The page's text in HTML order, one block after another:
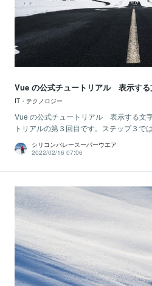
Vue の公式チュートリアル 表示する
IT・テクノロジー
Vue の公式チュートリアル 表示する文
トリアルの第３回目です。ステップ３で
シリコンバレースーパーウエア
2022/02/16 07:06